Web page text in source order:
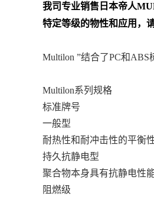
我司专业销售日本帝人
特定等级的物性和应用，
Multilon ”结合了PC和
Multilon系列规格
标准牌号
一般型
耐热性和耐冲击性的平衡
持久抗静电型
聚合物本身具有抗静电性
阻燃级